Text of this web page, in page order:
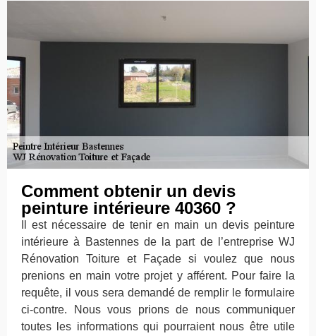
Comment obtenir un devis
peinture intérieure 40360 ?
Il est nécessaire de tenir en main un devis peinture
intérieure à Bastennes de la part de l’entreprise WJ
Rénovation Toiture et Façade si voulez que nous
prenions en main votre projet y afférent. Pour faire la
requête, il vous sera demandé de remplir le formulaire
ci-contre. Nous vous prions de nous communiquer
toutes les informations qui pourraient nous être utile